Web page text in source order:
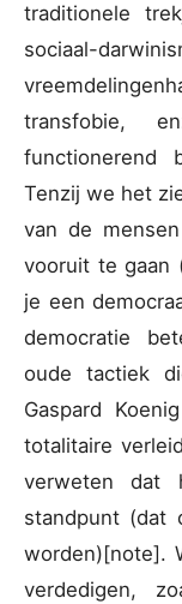
traditionele
sociaal-
transfobie,
functionerend
Tenzij we het
van de
vooruit te gaan
je een
democratie
oude tactiek
Gaspard
totalitaire
verweten dat
standpunt (dat
worden)[note].
verdedigen,